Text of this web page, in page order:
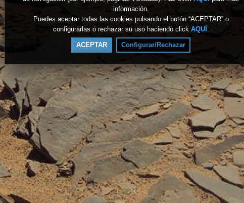
información.
Puedes aceptar todas las cookies pulsando el botón “ACEPTAR” o
configurarlas o rechazar su uso haciendo click AQUÍ .
ACEPTAR Configurar/Rechazar